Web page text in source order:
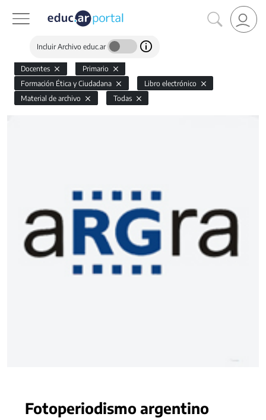
Incluir Archivo educ.ar
Docentes
Primario
Formación Ética y Ciudadana
Libro electrónico
Material de archivo
Todas
Fotoperiodismo argentino